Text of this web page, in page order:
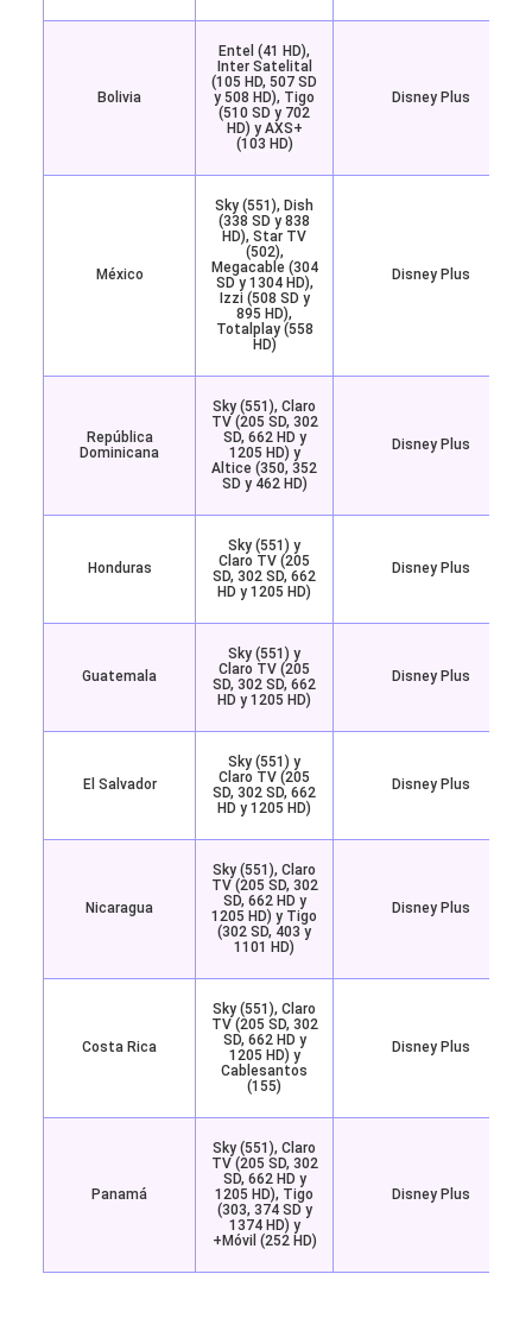
Bolivia
Entel (41 HD),
Inter Satelital
(105 HD, 507 SD
y 508 HD), Tigo
(510 SD y 702
HD) y AXS+
(103 HD)
Disney Plus
México
Sky (551), Dish
(338 SD y 838
HD), Star TV
(502),
Megacable (304
SD y 1304 HD),
Izzi (508 SD y
895 HD),
Totalplay (558
HD)
Disney Plus
República
Dominicana
Sky (551), Claro
TV (205 SD, 302
SD, 662 HD y
1205 HD) y
Altice (350, 352
SD y 462 HD)
Disney Plus
Honduras
Sky (551) y
Claro TV (205
SD, 302 SD, 662
HD y 1205 HD)
Disney Plus
Guatemala
Sky (551) y
Claro TV (205
SD, 302 SD, 662
HD y 1205 HD)
Disney Plus
El Salvador
Sky (551) y
Claro TV (205
SD, 302 SD, 662
HD y 1205 HD)
Disney Plus
Nicaragua
Sky (551), Claro
TV (205 SD, 302
SD, 662 HD y
1205 HD) y Tigo
(302 SD, 403 y
1101 HD)
Disney Plus
Costa Rica
Sky (551), Claro
TV (205 SD, 302
SD, 662 HD y
1205 HD) y
Cablesantos
(155)
Disney Plus
Panamá
Sky (551), Claro
TV (205 SD, 302
SD, 662 HD y
1205 HD), Tigo
(303, 374 SD y
1374 HD) y
+Móvil (252 HD)
Disney Plus